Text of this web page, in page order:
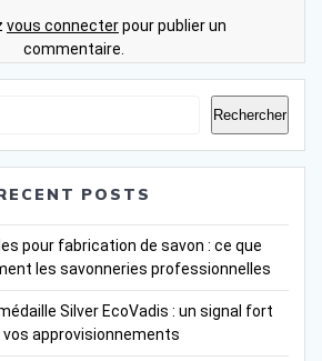
vous connecterpour publier un
commentaire.
Rechercher
POSTS
pour fabrication de savon : ce que
les savonneries professionnelles
Silver EcoVadis : un signal fort
vos approvisionnements